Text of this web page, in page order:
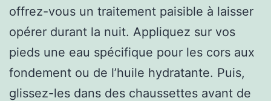
offrez-vous un traitement paisible à laisser
opérer durant la nuit. Appliquez sur vos
pieds une eau spécifique pour les cors aux
fondement ou de l’huile hydratante. Puis,
glissez-les dans des chaussettes avant de